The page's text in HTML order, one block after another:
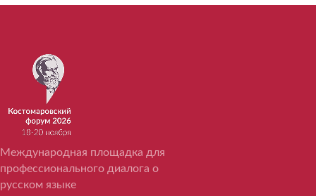
Международная площадка для
профессионального диалога о
русском языке